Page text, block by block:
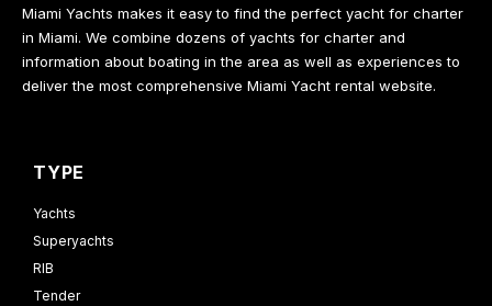
Miami Yachts makes it easy to find the perfect yacht for charter
in Miami. We combine dozens of yachts for charter and
information about boating in the area as well as experiences to
deliver the most comprehensive Miami Yacht rental website.
TYPE
Yachts
Superyachts
RIB
Tender